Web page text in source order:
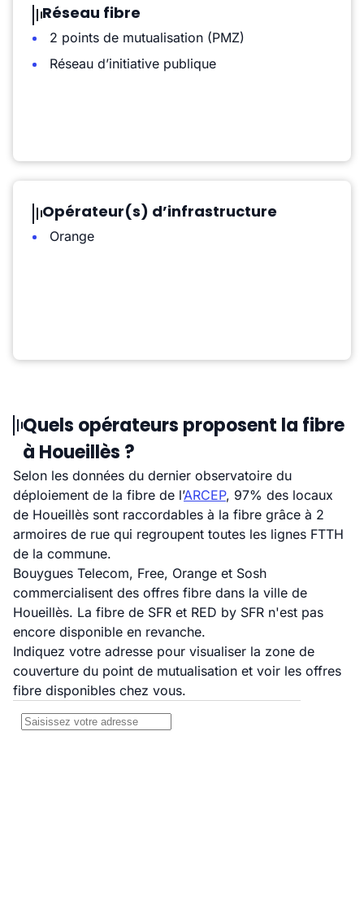
Réseau fibre
2 points de mutualisation (PMZ)
Réseau d’initiative publique
Opérateur(s) d’infrastructure
Orange
Quels opérateurs proposent la fibre
à Houeillès ?
Selon les données du dernier observatoire du
déploiement de la fibre de l’ARCEP, 97% des locaux
de Houeillès sont raccordables à la fibre grâce à 2
armoires de rue qui regroupent toutes les lignes FTTH
de la commune.
Bouygues Telecom, Free, Orange et Sosh
commercialisent des offres fibre dans la ville de
Houeillès. La fibre de SFR et RED by SFR n'est pas
encore disponible en revanche.
Indiquez votre adresse pour visualiser la zone de
couverture du point de mutualisation et voir les offres
fibre disponibles chez vous.